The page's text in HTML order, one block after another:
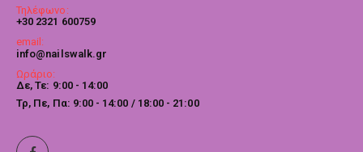
Τηλέφωνο:
+30 2321 600759
email:
info@nailswalk.gr
Ωράριο:
Δε, Τε: 9:00 - 14:00
Τρ, Πε, Πα: 9:00 - 14:00 / 18:00 - 21:00